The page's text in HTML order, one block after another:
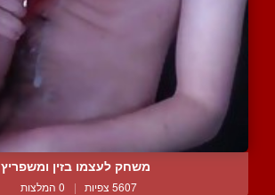
משחק לעצמו בזין ומשפריץ
5607 צפיות | 0 המלצות